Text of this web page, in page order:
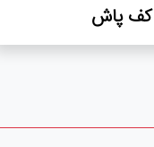
کف پاش